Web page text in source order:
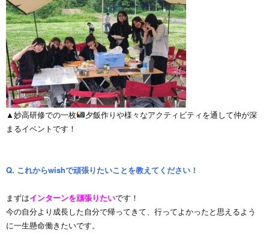
▲妙高研修での一枚
夕飯作りや様々なアクティビティを通して仲が深
まるイベントです！
Q. これからwishで頑張りたいことを教えてください！
まずはインターンを頑張りたいです！
今の自分より成長した自分で帰ってきて、行ってよかったと思えるよう
に一生懸命働きたいです。